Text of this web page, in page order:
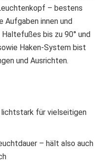
– bestens
innen und
bis zu 90° und
Haken-System bist
und Ausrichten.
lichtstark für vielseitigen
– hält also auch